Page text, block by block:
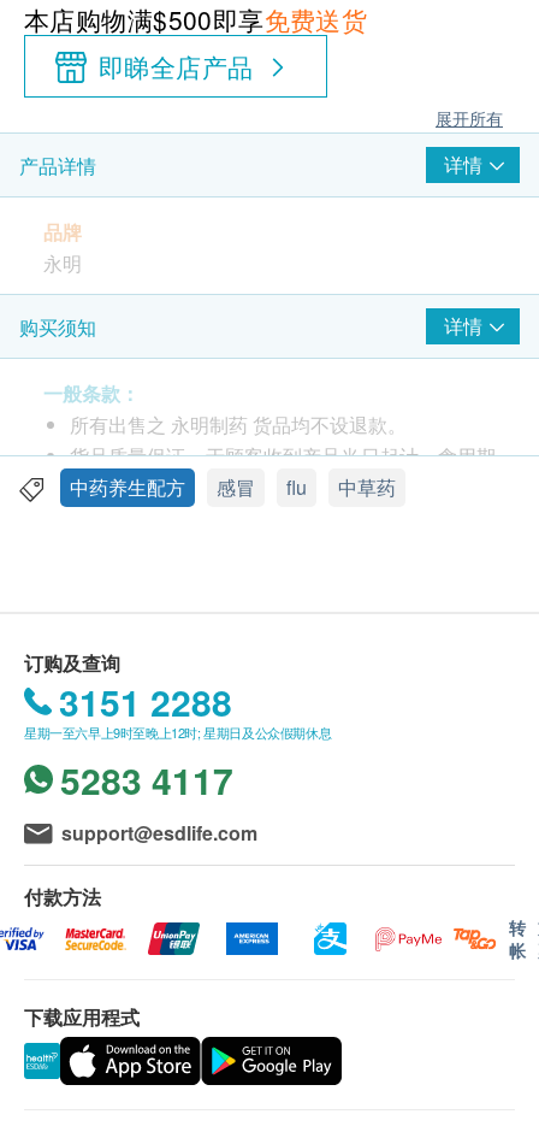
本店购物满$500即享免费送货
即睇全店产品
展开所有
产品详情 详情
品牌
永明
产地
香港
包装
10包
功效
主要成份
葛根、柴胡、黄岑、桔梗、天花粉、连翘等中药材
服用方法
每日服3次，每次1包，以一杯120毫升温开水冲服。
注意事项
如出现敏感或不适症状, 请立即停止服用及咨询您
购买须知 详情
一般条款：
所有出售之 永明制药 货品均不设退款。
货品质量保证，于顾客收到产品当日起计，食用期
应最少有9个月或以上。
送货条款：
购买 永明制药 产品总额满HK$500，即可享本地
免费送货服务。账单总额未满HK$500需附加
HK$30运费。
我们将于确定订单后3-5个工作天内安排发货。
不排除运送时间会因节日而有所影响。当八号烈风
讯号悬挂或黑色暴雨警告生效时，送货服务时间将
会延迟。
所有订单须视乎相关货品的供应情况再作最后确
认。倘若健康网购health.ESDlife未能提供任何订
受该订单，并且会于送货前透过电话或电邮通知顾
客再作安排。
中药养生配方 感冒 flu 中草药
订购及查询
3151 2288
星期一至六早上9时至晚上12时; 星期日及公众假期休息
5283 4117
support@esdlife.com
付款方法
转
帐
下载应用程式